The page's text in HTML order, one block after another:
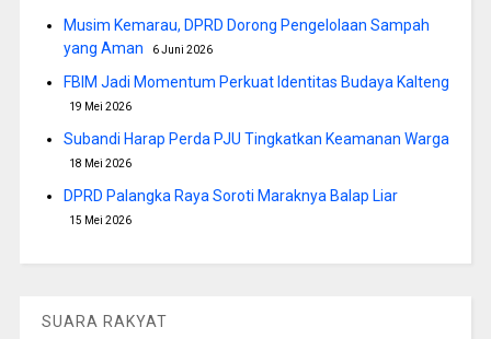
Musim Kemarau, DPRD Dorong Pengelolaan Sampah
yang Aman
6 Juni 2026
FBIM Jadi Momentum Perkuat Identitas Budaya Kalteng
19 Mei 2026
Subandi Harap Perda PJU Tingkatkan Keamanan Warga
18 Mei 2026
DPRD Palangka Raya Soroti Maraknya Balap Liar
15 Mei 2026
SUARA RAKYAT